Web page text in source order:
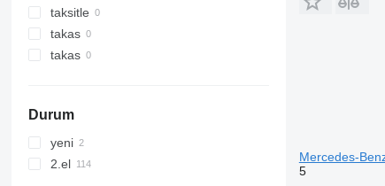
taksitle
takas
takas
Durum
yeni
2.el
Mercedes-
5